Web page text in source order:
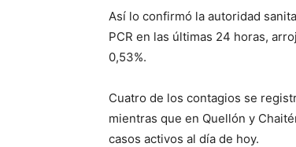
Así lo confirmó la autoridad
PCR en las últimas 24 horas,
0,53%.
Cuatro de los contagios se
mientras que en Quellón y
casos activos al día de hoy.